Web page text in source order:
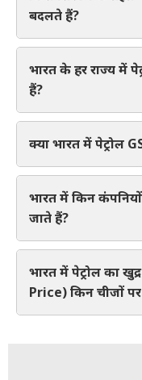
बदलते हैं?
भारत के हर राज्य में
हैं?
क्या भारत में पेट्रोल
भारत में किन कंपनियों
जाते हैं?
भारत में पेट्रोल का
Price) किन चीजों पर